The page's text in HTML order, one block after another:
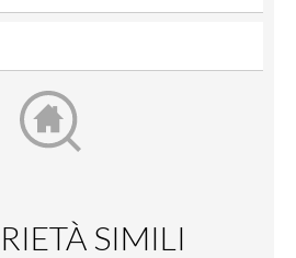
SIMILI